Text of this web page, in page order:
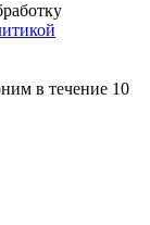
в течение 10